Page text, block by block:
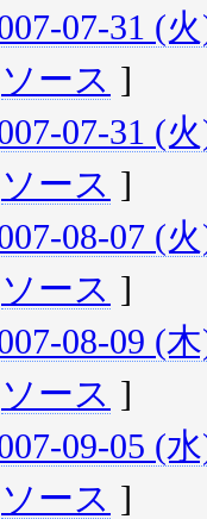
07-31 (
ソース ]
07-31 (
ソース ]
08-07 (
ソース ]
08-09 (
ソース ]
09-05 (
ソース ]